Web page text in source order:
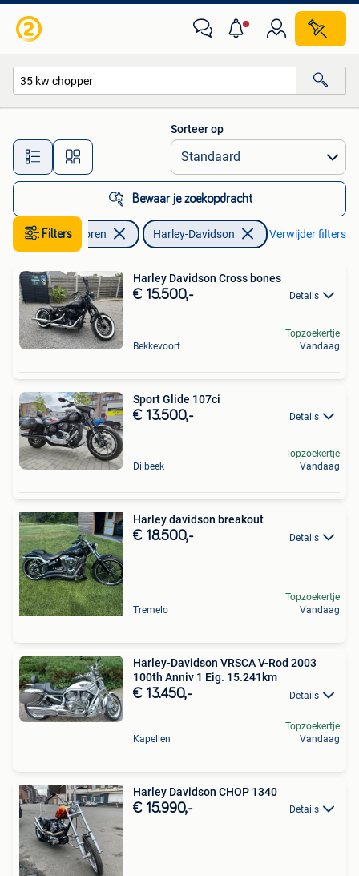
Alle afstanden…
Sorteer op
Bewaar je zoekopdracht
FiltersMotoren Harley-Davidson Verwijder filters
Harley Davidson Cross bones
€ 15.500,- Details
Bekkevoort
Topzoekertje
Vandaag
Sport Glide 107ci
€ 13.500,- Details
Dilbeek
Topzoekertje
Vandaag
Harley davidson breakout
€ 18.500,- Details
Tremelo
Topzoekertje
Vandaag
Harley-Davidson VRSCA V-Rod 2003
100th Anniv 1 Eig. 15.241km
€ 13.450,- Details
Kapellen
Topzoekertje
Vandaag
Harley Davidson CHOP 1340
€ 15.990,- Details